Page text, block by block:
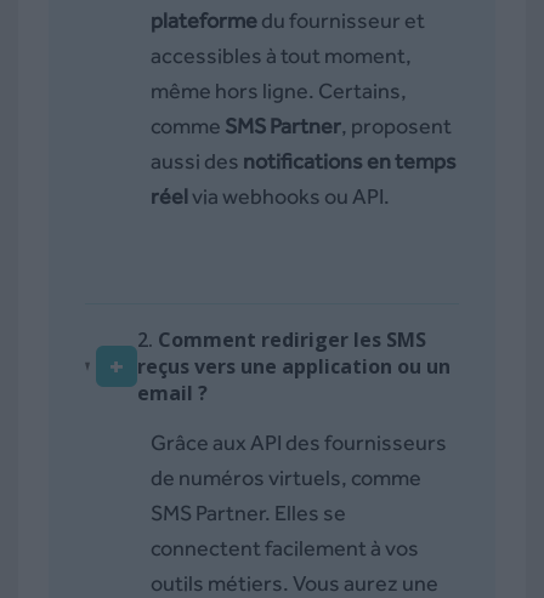
plateformedu fournisseur et
accessibles à tout moment,
même hors ligne. Certains,
comme SMS Partner, proposent
aussi des notifications en temps
réelvia webhooks ou API.
+
2. Comment rediriger les SMS
reçus vers une application ou un
email ?
Grâce aux API des fournisseurs
de numéros virtuels, comme
SMS Partner. Elles se
connectent facilement à vos
outils métiers. Vous aurez une